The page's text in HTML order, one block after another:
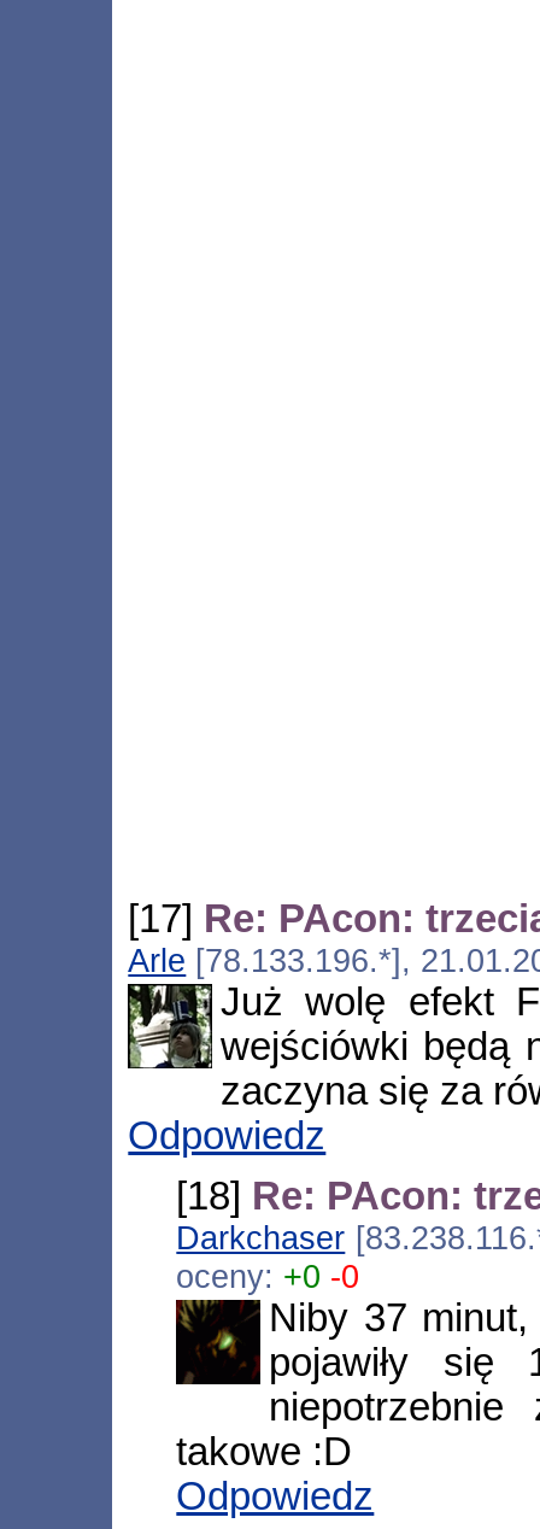
[17] Re: PAcon:
Arle [78.133.196.*],
Już wolę efekt
wejściówki będą
zaczyna się za
Odpowiedz
[18] Re: PAcon:
Darkchaser
oceny: +0 -0
Niby 37
pojawiły
takowe :D
Odpowiedz